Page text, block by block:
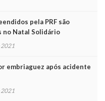
pela PRF são
no Natal Solidário
2021
embriaguez após acidente
2021